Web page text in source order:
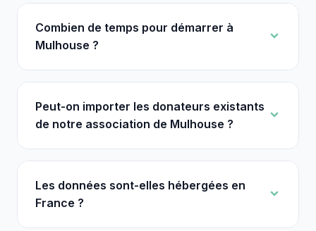
Combien de temps pour démarrer à
Mulhouse ?
Peut-on importer les donateurs existants
de notre association de Mulhouse ?
Les données sont-elles hébergées en
France ?